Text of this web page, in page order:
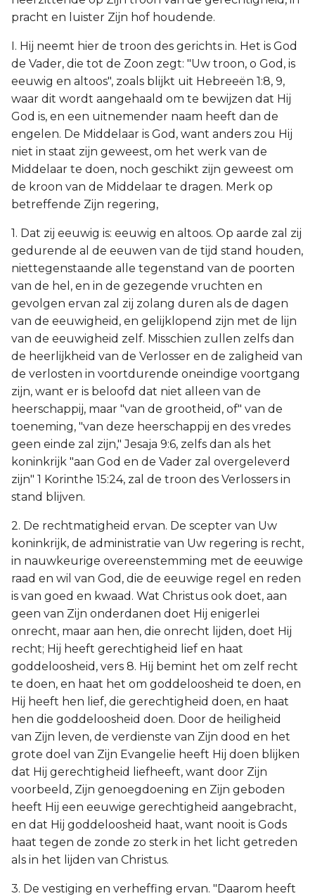
pracht en luister Zijn hof houdende.
I. Hij neemt hier de troon des gerichts in. Het is God
de Vader, die tot de Zoon zegt: "Uw troon, o God, is
eeuwig en altoos", zoals blijkt uit Hebreeën 1:8, 9,
waar dit wordt aangehaald om te bewijzen dat Hij
God is, en een uitnemender naam heeft dan de
engelen. De Middelaar is God, want anders zou Hij
niet in staat zijn geweest, om het werk van de
Middelaar te doen, noch geschikt zijn geweest om
de kroon van de Middelaar te dragen. Merk op
betreffende Zijn regering,
1. Dat zij eeuwig is: eeuwig en altoos. Op aarde zal zij
gedurende al de eeuwen van de tijd stand houden,
niettegenstaande alle tegenstand van de poorten
van de hel, en in de gezegende vruchten en
gevolgen ervan zal zij zolang duren als de dagen
van de eeuwigheid, en gelijklopend zijn met de lijn
van de eeuwigheid zelf. Misschien zullen zelfs dan
de heerlijkheid van de Verlosser en de zaligheid van
de verlosten in voortdurende oneindige voortgang
zijn, want er is beloofd dat niet alleen van de
heerschappij, maar "van de grootheid, of" van de
toeneming, "van deze heerschappij en des vredes
geen einde zal zijn," Jesaja 9:6, zelfs dan als het
koninkrijk "aan God en de Vader zal overgeleverd
zijn" 1 Korinthe 15:24, zal de troon des Verlossers in
stand blijven.
2. De rechtmatigheid ervan. De scepter van Uw
koninkrijk, de administratie van Uw regering is recht,
in nauwkeurige overeenstemming met de eeuwige
raad en wil van God, die de eeuwige regel en reden
is van goed en kwaad. Wat Christus ook doet, aan
geen van Zijn onderdanen doet Hij enigerlei
onrecht, maar aan hen, die onrecht lijden, doet Hij
recht; Hij heeft gerechtigheid lief en haat
goddeloosheid, vers 8. Hij bemint het om zelf recht
te doen, en haat het om goddeloosheid te doen, en
Hij heeft hen lief, die gerechtigheid doen, en haat
hen die goddeloosheid doen. Door de heiligheid
van Zijn leven, de verdienste van Zijn dood en het
grote doel van Zijn Evangelie heeft Hij doen blijken
dat Hij gerechtigheid liefheeft, want door Zijn
voorbeeld, Zijn genoegdoening en Zijn geboden
heeft Hij een eeuwige gerechtigheid aangebracht,
en dat Hij goddeloosheid haat, want nooit is Gods
haat tegen de zonde zo sterk in het licht getreden
als in het lijden van Christus.
3. De vestiging en verheffing ervan. "Daarom heeft